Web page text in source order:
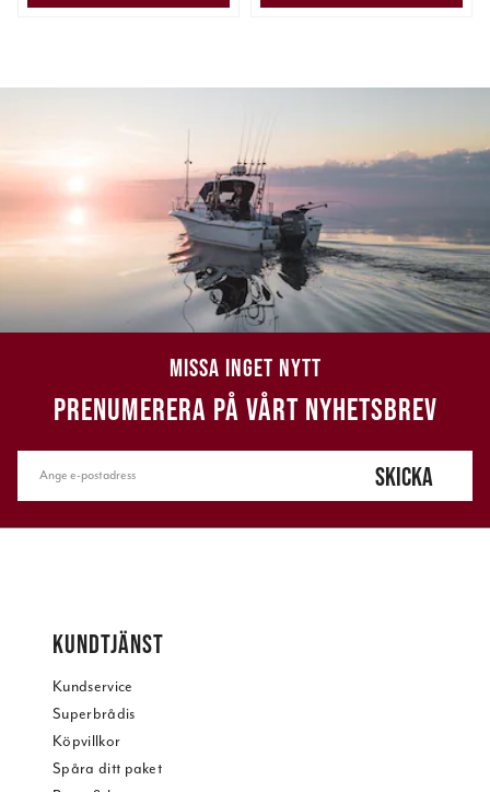
MISSA INGET NYTT
PRENUMERERA PÅ VÅRT NYHETSBREV
SKICKA
KUNDTJÄNST
Kundservice
Superbrådis
Köpvillkor
Spåra ditt paket